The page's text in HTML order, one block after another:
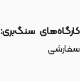
کارگاه‌های سنگ‌بری:
سفارشی